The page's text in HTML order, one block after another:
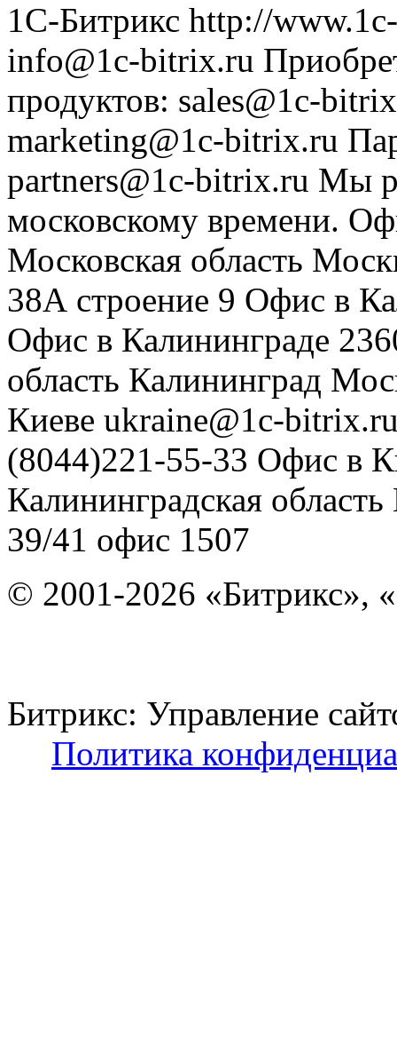
1С-Битрикс http://
info@1c-bitrix.ru
продуктов: sales@1c-
marketing@1c-bitrix.ru
partners@1c-bitrix.ru Мы
московскому времени.
Московская область
38А строение 9 Офис в
Офис в Калининграде
область Калининград
Киеве ukraine@1c-
(8044)221-55-33 Офис в
Калининградская область
39/41 офис 1507
© 2001-2026 «Битрикс»,
Битрикс: Управление
Политика